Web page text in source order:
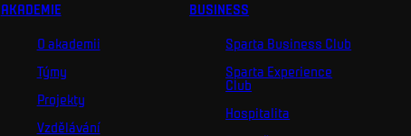
AKADEMIE
O akademii
Týmy
Projekty
Vzdělávání
BUSINESS
Sparta Business Club
Sparta Experience
Club
Hospitalita